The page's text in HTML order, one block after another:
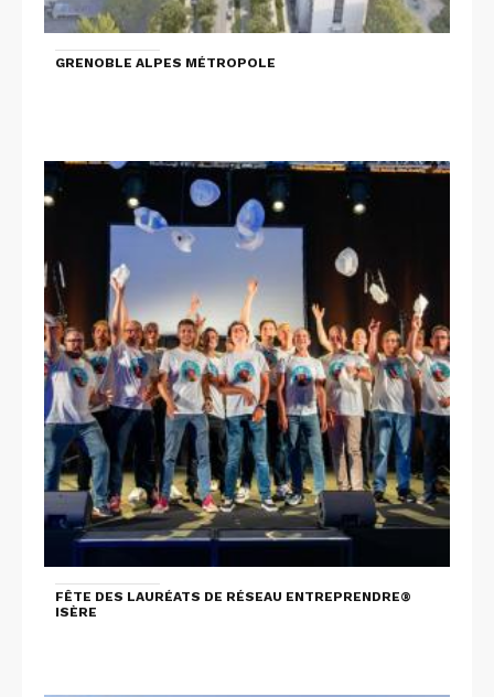
GRENOBLE ALPES MÉTROPOLE
FÊTE DES LAURÉATS DE RÉSEAU ENTREPRENDRE®
ISÈRE